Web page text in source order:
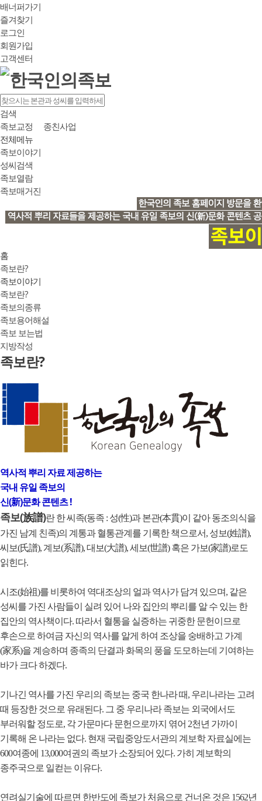
배너퍼가기
즐겨찾기
로그인
회원가입
고객센터
검색
족보교정
종친사업
전체메뉴
족보이야기
성씨검색
족보열람
족보매거진
홈
족보란?
족보이야기
족보란?
족보의종류
족보용어해설
족보 보는법
지방작성
족보란?
역사적 뿌리 자료 제공하는
국내 유일 족보의
신(新)문화 콘텐츠 !
족보(族譜)란 한 씨족(동족 : 성(性)과 본관(本貫)이 같아 동조의식을
가진 남계 친족)의 계통과 혈통관계를 기록한 책으로서, 성보(姓譜),
씨보(氏譜), 계보(系譜), 대보(大譜), 세보(世譜) 혹은 가보(家譜)로도
읽힌다.
시조(始祖)를 비롯하여 역대조상의 얼과 역사가 담겨 있으며, 같은
성씨를 가진 사람들이 실려 있어 나와 집안의 뿌리를 알 수 있는 한
집안의 역사책이다. 따라서 혈통을 실증하는 귀중한 문헌이므로
후손으로 하여금 자신의 역사를 알게 하여 조상을 숭배하고 가계
(家系)을 계승하며 종족의 단결과 화목의 풍을 도모하는데 기여하는
바가 크다 하겠다.
기나긴 역사를 가진 우리의 족보는 중국 한나라 때, 우리나라는 고려
때 등장한 것으로 유래된다. 그 중 우리나라 족보는 외국에서도
부러워할 정도로, 각 가문마다 문헌으로까지 엮어 2천년 가까이
기록해 온 나라는 없다. 현재 국립중앙도서관의 계보학 자료실에는
600여종에 13,000여권의 족보가 소장되어 있다. 가히 계보학의
종주국으로 일컫는 이유다.
연려실기술에 따르면 한반도에 족보가 처음으로 건너온 것은 1562년